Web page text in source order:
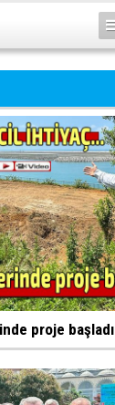
proje başladı